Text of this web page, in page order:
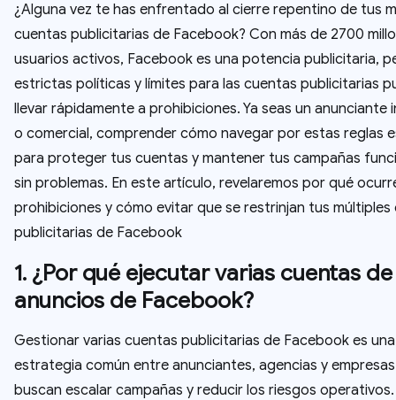
¿Alguna vez te has enfrentado al cierre repentino de tus
cuentas publicitarias de Facebook? Con más de 2700
usuarios activos, Facebook es una potencia publicitaria,
estrictas políticas y límites para las cuentas publicitarias
llevar rápidamente a prohibiciones. Ya seas un anunciante
o comercial, comprender cómo navegar por estas reglas
para proteger tus cuentas y mantener tus campañas
sin problemas. En este artículo, revelaremos por qué
prohibiciones y cómo evitar que se restrinjan tus múltiples
publicitarias de Facebook
1. ¿Por qué ejecutar varias cuentas de
anuncios de Facebook?
Gestionar varias cuentas publicitarias de Facebook es una
estrategia común entre anunciantes, agencias y
buscan escalar campañas y reducir los riesgos operativos.